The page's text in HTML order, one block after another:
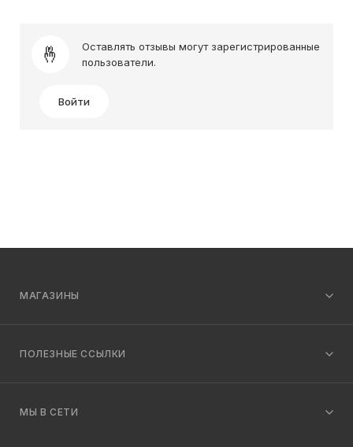
Оставлять отзывы могут зарегистрированные
пользователи.
Войти
МАГАЗИНЫ
ПОЛЕЗНЫЕ ССЫЛКИ
МЫ В СЕТИ